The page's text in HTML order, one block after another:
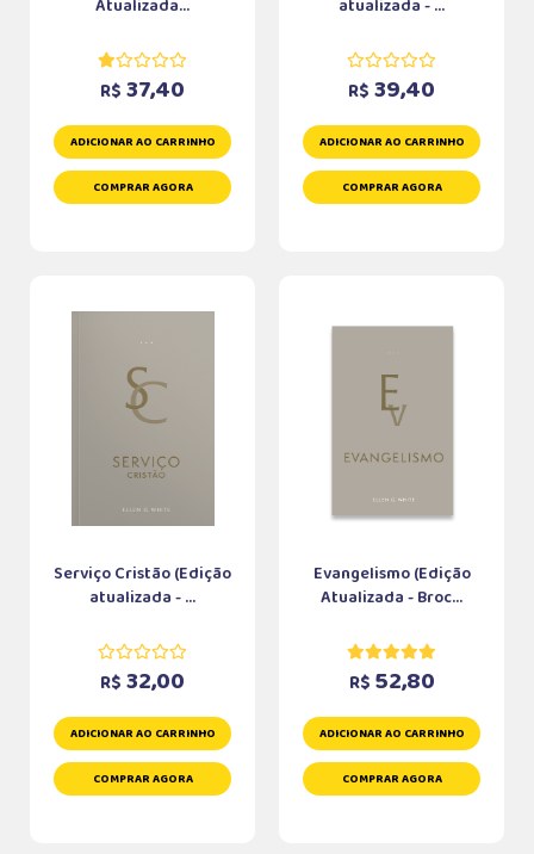
Atualizada...
R$ 37,40
ADICIONAR AO CARRINHO
COMPRAR AGORA
atualizada - ...
R$ 39,40
ADICIONAR AO CARRINHO
COMPRAR AGORA
Serviço Cristão (Edição
atualizada - ...
R$ 32,00
ADICIONAR AO CARRINHO
COMPRAR AGORA
Evangelismo (Edição
Atualizada - Broc...
R$ 52,80
ADICIONAR AO CARRINHO
COMPRAR AGORA